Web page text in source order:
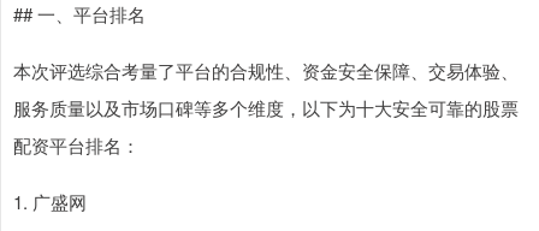
## 一、平台排名
本次评选综合考量了平台的合规性、资金安全保障、交易体验、
服务质量以及市场口碑等多个维度，以下为十大安全可靠的股票
配资平台排名：
1. 广盛网